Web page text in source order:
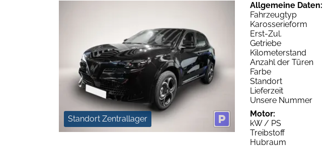
Standort Zentrallager
Allgemeine Daten:
Fahrzeugtyp
Karosserieform
Erst-Zul.
Getriebe
Kilometerstand
Anzahl der Türen
Farbe
Standort
Lieferzeit
Unsere Nummer
Motor:
kW / PS
Treibstoff
Hubraum